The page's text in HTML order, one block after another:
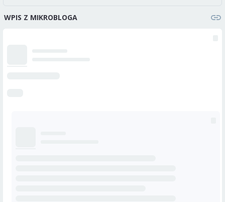
WPIS Z MIKROBLOGA